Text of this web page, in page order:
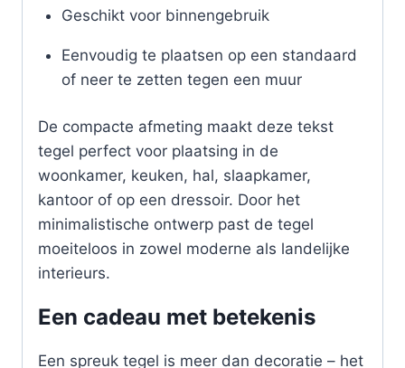
Geschikt voor binnengebruik
Eenvoudig te plaatsen op een standaard
of neer te zetten tegen een muur
De compacte afmeting maakt deze tekst
tegel perfect voor plaatsing in de
woonkamer, keuken, hal, slaapkamer,
kantoor of op een dressoir. Door het
minimalistische ontwerp past de tegel
moeiteloos in zowel moderne als landelijke
interieurs.
Een cadeau met betekenis
Een spreuk tegel is meer dan decoratie – het